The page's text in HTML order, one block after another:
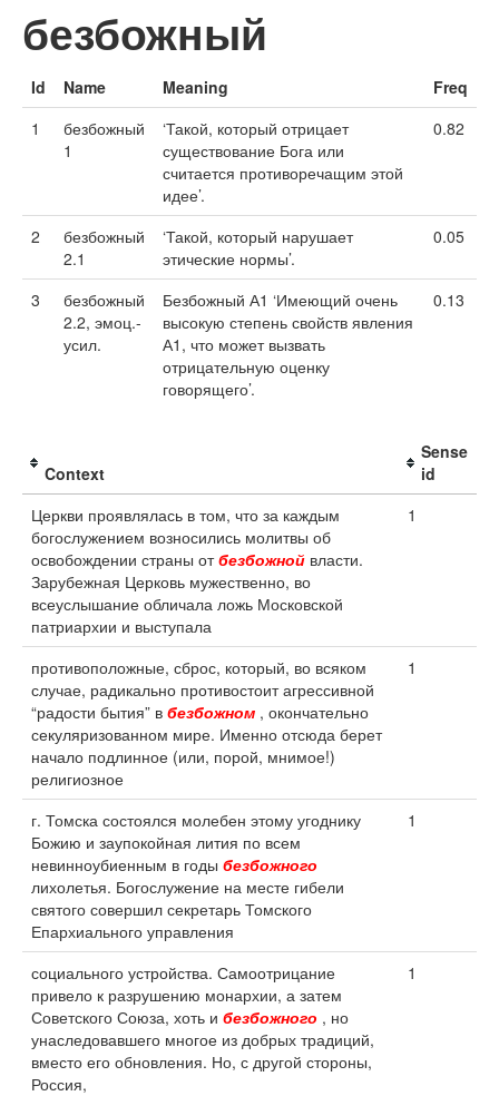
безбожный
Id Name Meaning
Freq
1
безбожный
1
‘Такой, который отрицает
существование Бога или
считается противоречащим этой
идее’.
0.82
2
безбожный
2.1
‘Такой, который нарушает
этические нормы’.
0.05
3
безбожный
2.2, эмоц.-
усил.
Безбожный А1 ‘Имеющий очень
высокую степень свойств явления
А1, что может вызвать
отрицательную оценку
говорящего’.
0.13
Context
Sense
id
Церкви проявлялась в том, что за каждым
богослужением возносились молитвы об
освобождении страны отбезбожной власти.
Зарубежная Церковь мужественно, во
всеуслышание обличала ложь Московской
патриархии и выступала
1
противоположные, сброс, который, во всяком
случае, радикально противостоит агрессивной
“радости бытия” в безбожном , окончательно
секуляризованном мире. Именно отсюда берет
начало подлинное (или, порой, мнимое!)
религиозное
1
г. Томска состоялся молебен этому угоднику
Божию и заупокойная лития по всем
невинноубиенным в годы безбожного
лихолетья. Богослужение на месте гибели
святого совершил секретарь Томского
Епархиального управления
1
социального устройства. Самоотрицание
привело к разрушению монархии, а затем
Советского Союза, хоть и безбожного , но
унаследовавшего многое из добрых традиций,
вместо его обновления. Но, с другой стороны,
Россия,
1